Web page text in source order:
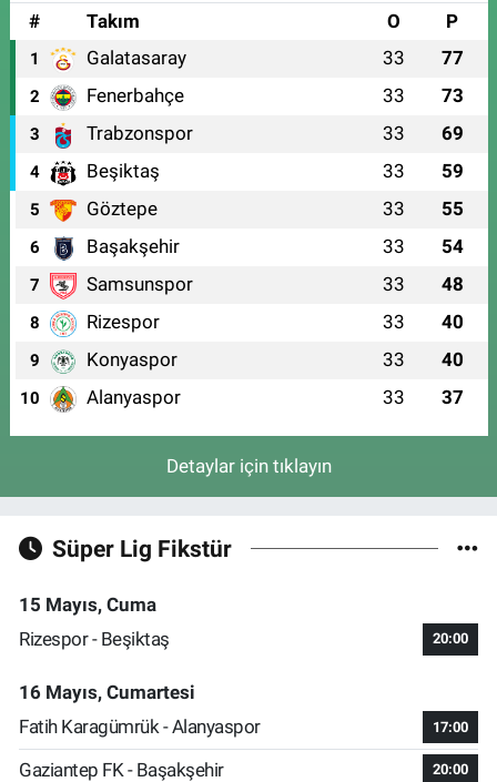
#
Takım O P
1 Galatasaray 33 77
2 Fenerbahçe 33 73
3 Trabzonspor 33 69
4 Beşiktaş 33 59
5 Göztepe 33 55
6 Başakşehir 33 54
7 Samsunspor 33 48
8 Rizespor 33 40
9 Konyaspor 33 40
10 Alanyaspor 33 37
Detaylar için tıklayın
Süper Lig Fikstür
15 Mayıs, Cuma
Rizespor - Beşiktaş
20:00
16 Mayıs, Cumartesi
Fatih Karagümrük - Alanyaspor
17:00
Gaziantep FK - Başakşehir 20:00